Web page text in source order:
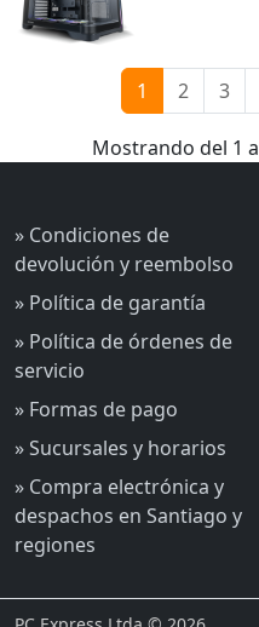
1 2 3
Mostrando del 1
» Condiciones de
devolución y reembolso
» Política de garantía
» Política de órdenes de
servicio
» Formas de pago
» Sucursales y horarios
» Compra electrónica y
despachos en Santiago y
regiones